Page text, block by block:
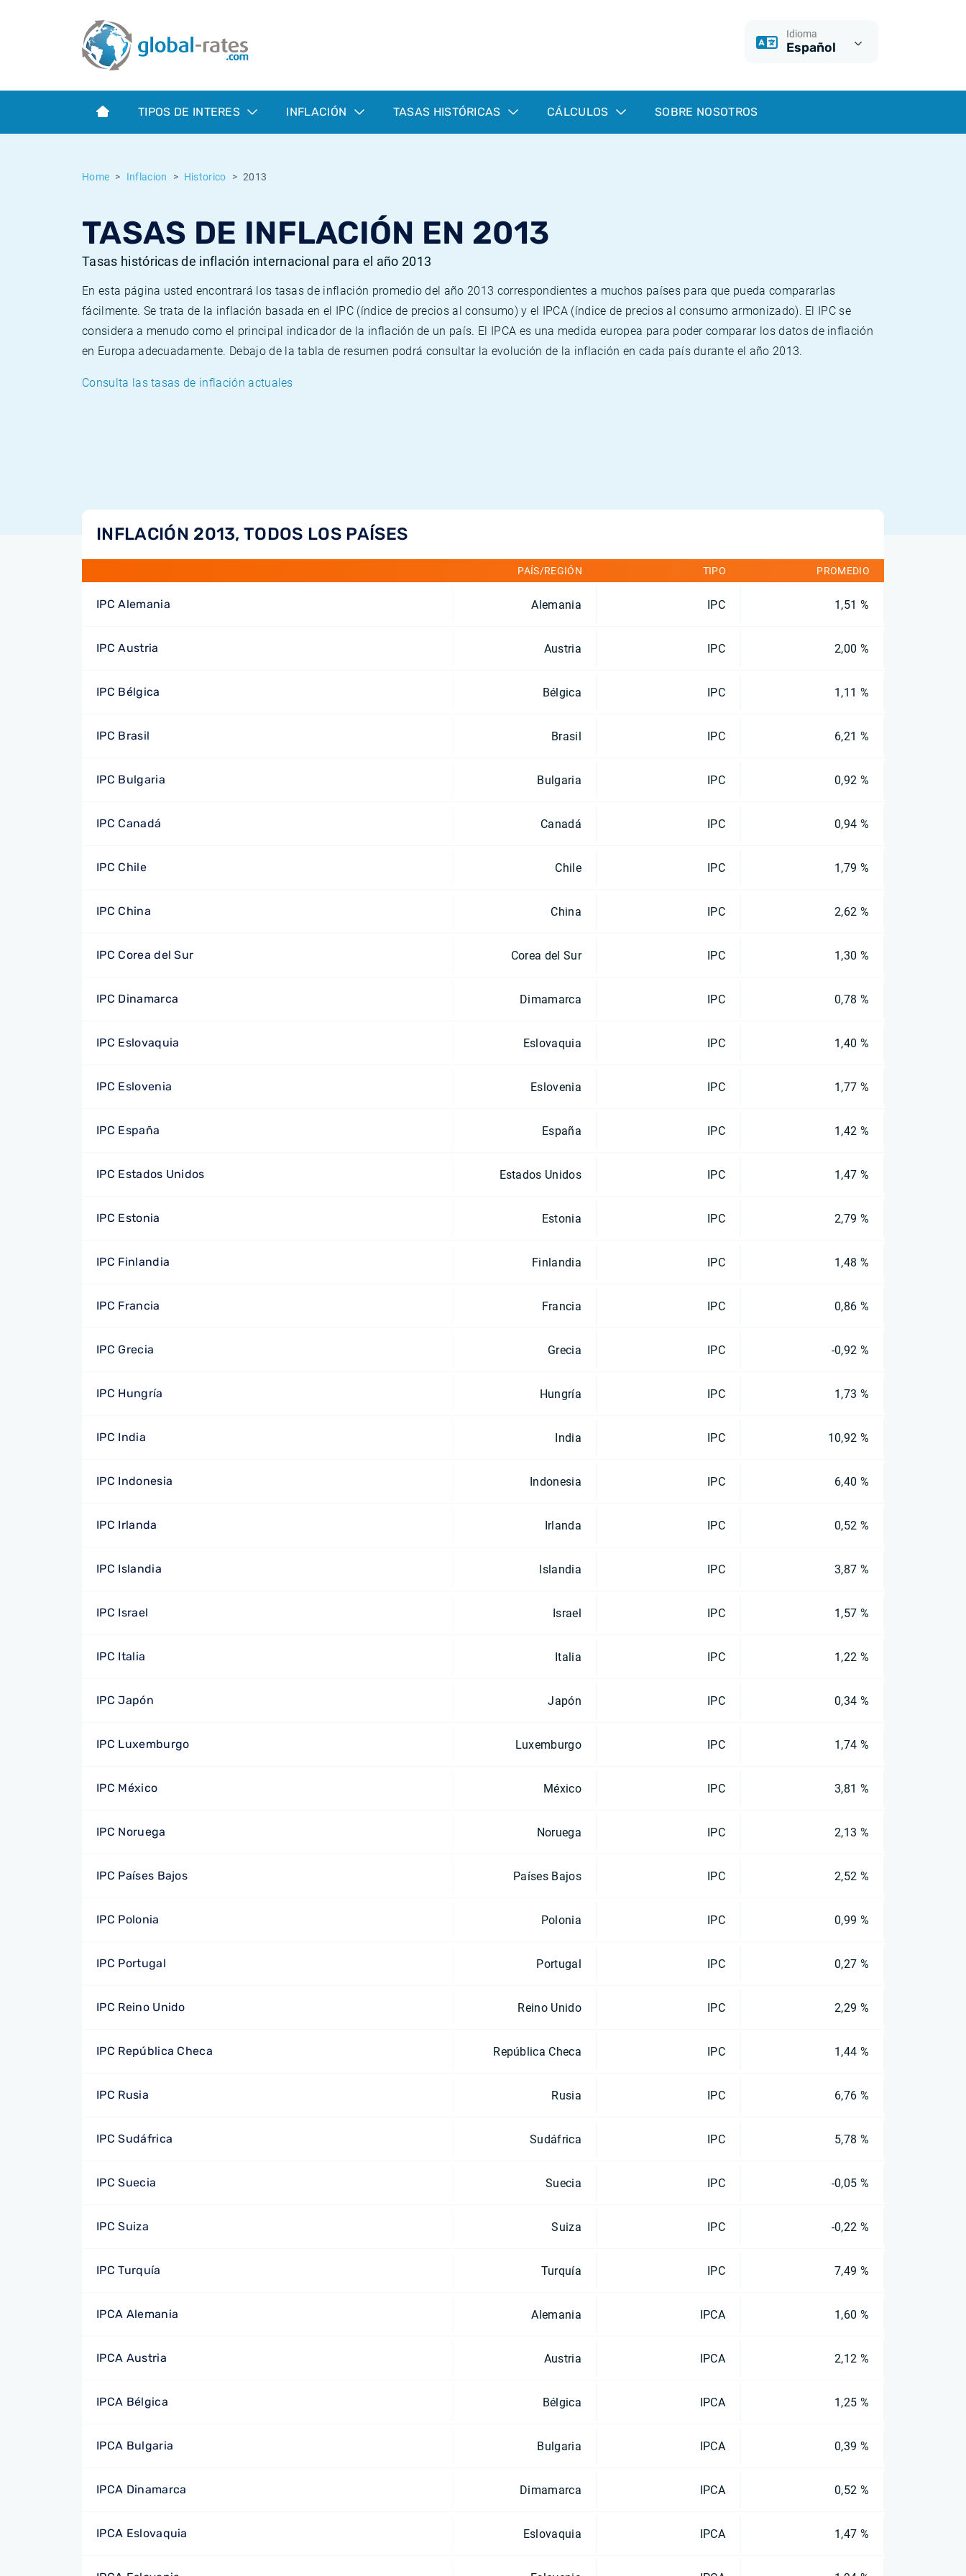
Idioma
Español
TIPOS DE INTERES INFLACIÓN TASAS HISTÓRICAS CÁLCULOS SOBRE NOSOTROS
Home Inflacion Historico 2013
TASAS DE INFLACIÓN EN 2013
Tasas históricas de inflación internacional para el año 2013
En esta página usted encontrará los tasas de inflación promedio del año 2013 correspondientes a muchos países para que pueda compararlas
fácilmente. Se trata de la inflación basada en el IPC (índice de precios al consumo) y el IPCA (índice de precios al consumo armonizado). El IPC se
considera a menudo como el principal indicador de la inflación de un país. El IPCA es una medida europea para poder comparar los datos de inflación
en Europa adecuadamente. Debajo de la tabla de resumen podrá consultar la evolución de la inflación en cada país durante el año 2013.
Consulta las tasas de inflación actuales
INFLACIÓN 2013, TODOS LOS PAÍSES
PAÍS/REGIÓN TIPO PROMEDIO
IPC Alemania Alemania IPC 1,51 %
IPC Austria Austria IPC 2,00 %
IPC Bélgica Bélgica IPC 1,11 %
IPC Brasil Brasil IPC 6,21 %
IPC Bulgaria Bulgaria IPC 0,92 %
IPC Canadá Canadá IPC 0,94 %
IPC Chile Chile IPC 1,79 %
IPC China China IPC 2,62 %
IPC Corea del Sur Corea del Sur IPC 1,30 %
IPC Dinamarca Dimamarca IPC 0,78 %
IPC Eslovaquia Eslovaquia IPC 1,40 %
IPC Eslovenia Eslovenia IPC 1,77 %
IPC España España IPC 1,42 %
IPC Estados Unidos Estados Unidos IPC 1,47 %
IPC Estonia Estonia IPC 2,79 %
IPC Finlandia Finlandia IPC 1,48 %
IPC Francia Francia IPC 0,86 %
IPC Grecia Grecia IPC -0,92 %
IPC Hungría Hungría IPC 1,73 %
IPC India India IPC 10,92 %
IPC Indonesia Indonesia IPC 6,40 %
IPC Irlanda Irlanda IPC 0,52 %
IPC Islandia Islandia IPC 3,87 %
IPC Israel Israel IPC 1,57 %
IPC Italia Italia IPC 1,22 %
IPC Japón Japón IPC 0,34 %
IPC Luxemburgo Luxemburgo IPC 1,74 %
IPC México México IPC 3,81 %
IPC Noruega Noruega IPC 2,13 %
IPC Países Bajos Países Bajos IPC 2,52 %
IPC Polonia Polonia IPC 0,99 %
IPC Portugal Portugal IPC 0,27 %
IPC Reino Unido Reino Unido IPC 2,29 %
IPC República Checa República Checa IPC 1,44 %
IPC Rusia Rusia IPC 6,76 %
IPC Sudáfrica Sudáfrica IPC 5,78 %
IPC Suecia Suecia IPC -0,05 %
IPC Suiza Suiza IPC -0,22 %
IPC Turquía Turquía IPC 7,49 %
IPCA Alemania Alemania IPCA 1,60 %
IPCA Austria Austria IPCA 2,12 %
IPCA Bélgica Bélgica IPCA 1,25 %
IPCA Bulgaria Bulgaria IPCA 0,39 %
IPCA Dinamarca Dimamarca IPCA 0,52 %
IPCA Eslovaquia Eslovaquia IPCA 1,47 %
Term SOFR
¿Qué es la inflación IPC?
¿Qué es la inflación IPCA?
Inflación Mexicano - IPC
Euribor - histórico
ESTER - histórico
Calculadora de inflación